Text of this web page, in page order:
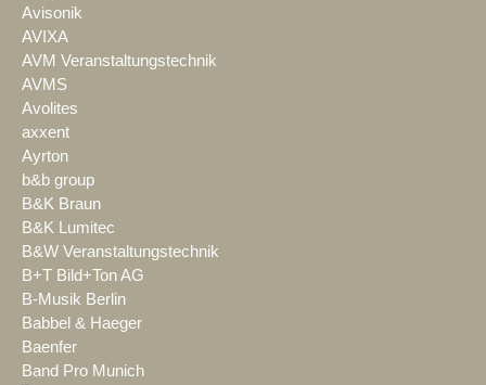
Avisonik
AVIXA
AVM Veranstaltungstechnik
AVMS
Avolites
axxent
Ayrton
b&b group
B&K Braun
B&K Lumitec
B&W Veranstaltungstechnik
B+T Bild+Ton AG
B-Musik Berlin
Babbel & Haeger
Baenfer
Band Pro Munich